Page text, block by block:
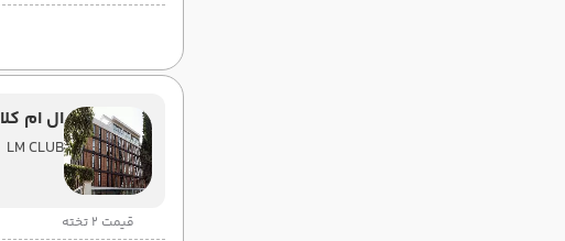
ال ام
LM CLUB
قیمت 2 تخته